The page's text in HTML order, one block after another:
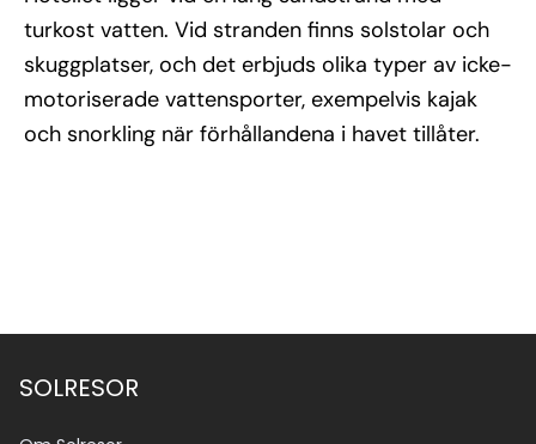
turkost vatten. Vid stranden finns solstolar och
skuggplatser, och det erbjuds olika typer av icke-
motoriserade vattensporter, exempelvis kajak
och snorkling när förhållandena i havet tillåter.
SOLRESOR